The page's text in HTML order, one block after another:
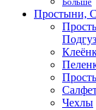
Простыни,
Чехлы